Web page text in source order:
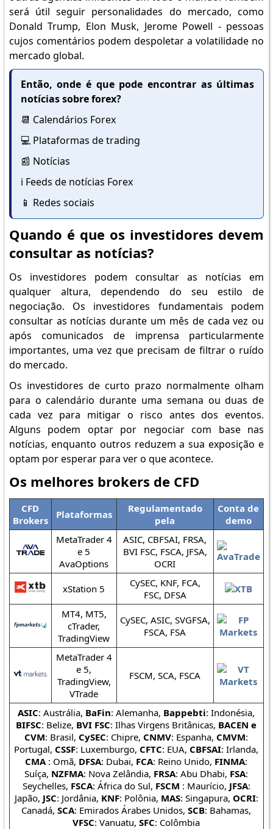
será útil seguir personalidades do mercado, como
Donald Trump, Elon Musk, Jerome Powell - pessoas
cujos comentários podem despoletar a volatilidade no
mercado global.
Então, onde é que pode encontrar as últimas
notícias sobre forex?
📆 Calendários Forex
💻 Plataformas de trading
📰 Notícias
ℹ️ Feeds de notícias Forex
📱 Redes sociais
Quando é que os investidores devem
consultar as notícias?
Os investidores podem consultar as notícias em
qualquer altura, dependendo do seu estilo de
negociação. Os investidores fundamentais podem
consultar as notícias durante um mês de cada vez ou
após comunicados de imprensa particularmente
importantes, uma vez que precisam de filtrar o ruído
do mercado.
Os investidores de curto prazo normalmente olham
para o calendário durante uma semana ou duas de
cada vez para mitigar o risco antes dos eventos.
Alguns podem optar por negociar com base nas
notícias, enquanto outros reduzem a sua exposição e
optam por esperar para ver o que acontece.
Os melhores brokers de CFD
CFD
Brokers
Plataformas
Regulamentado
pela
Conta de
demo
MetaTrader 4
e 5
AvaOptions
ASIC, CBFSAI, FRSA,
BVI FSC, FSCA, JFSA,
OCRI
xStation 5
CySEC, KNF, FCA,
FSC, DFSA
MT4, MT5,
cTrader,
TradingView
CySEC, ASIC, SVGFSA,
FSCA, FSA
MetaTrader 4
e 5,
TradingView,
VTrade
FSCM, SCA, FSCA
ASIC: Austrália, BaFin: Alemanha, Bappebti: Indonésia,
BIFSC: Belize, BVI FSC: Ilhas Virgens Britânicas, BACEN e
CVM: Brasil, CySEC: Chipre, CNMV: Espanha, CMVM:
Portugal, CSSF: Luxemburgo, CFTC: EUA, CBFSAI: Irlanda,
CMA: Omã, DFSA: Dubai, FCA: Reino Unido, FINMA:
Suíça, NZFMA: Nova Zelândia, FRSA: Abu Dhabi, FSA:
Seychelles, FSCA: África do Sul, FSCM : Maurício, JFSA:
Japão, JSC: Jordânia, KNF: Polônia, MAS: Singapura, OCRI:
Canadá,SCA: Emirados Árabes Unidos,SCB: Bahamas,
VFSC: Vanuatu,SFC: Colômbia